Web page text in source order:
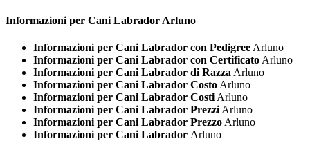
Informazioni per Cani Labrador Arluno
Informazioni per Cani Labrador con Pedigree Arluno
Informazioni per Cani Labrador con Certificato Arluno
Informazioni per Cani Labrador di Razza Arluno
Informazioni per Cani Labrador Costo Arluno
Informazioni per Cani Labrador Costi Arluno
Informazioni per Cani Labrador Prezzi Arluno
Informazioni per Cani Labrador Prezzo Arluno
Informazioni per Cani Labrador Arluno